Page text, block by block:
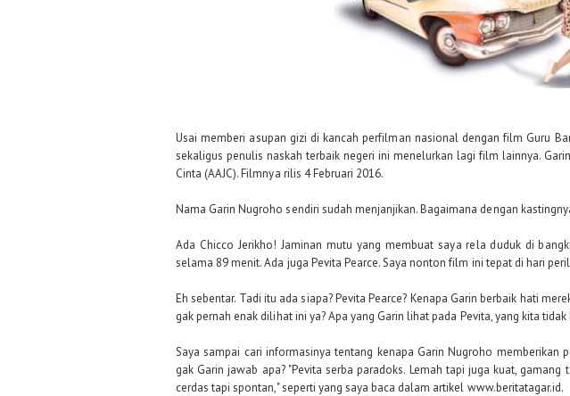
Usai memberi asupan gizi di kancah perfilman nasional dengan film Guru
sekaligus penulis naskah terbaik negeri ini menelurkan lagi film lainnya.
Cinta (AAJC). Filmnya rilis 4 Februari 2016.
Nama Garin Nugroho sendiri sudah menjanjikan. Bagaimana dengan
Ada Chicco Jerikho! Jaminan mutu yang membuat saya rela duduk di
selama 89 menit. Ada juga Pevita Pearce. Saya nonton film ini tepat di hari
Eh sebentar. Tadi itu ada siapa? Pevita Pearce? Kenapa Garin berbaik hati
gak pernah enak dilihat ini ya? Apa yang Garin lihat pada Pevita, yang kita
Saya sampai cari informasinya tentang kenapa Garin Nugroho memberikan
gak Garin jawab apa? "Pevita serba paradoks. Lemah tapi juga kuat,
cerdas tapi spontan," seperti yang saya baca dalam artikel www.beritatagar.id.